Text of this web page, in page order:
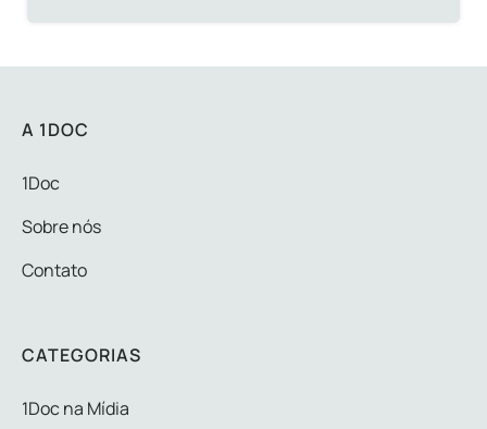
A 1DOC
1Doc
Sobre nós
Contato
CATEGORIAS
1Doc na Mídia